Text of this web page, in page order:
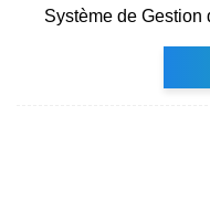
Système de Gestion